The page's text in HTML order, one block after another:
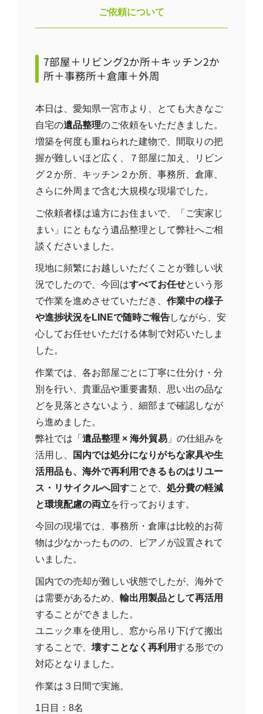
ご依頼について
7部屋＋リビング2か所＋キッチン2か
所＋事務所＋倉庫＋外周
本日は、愛知県一宮市より、とても大きなご
自宅の遺品整理のご依頼をいただきました。
増築を何度も重ねられた建物で、間取りの把
握が難しいほど広く、７部屋に加え、リビン
グ２か所、キッチン２か所、事務所、倉庫、
さらに外周まで含む大規模な現場でした。
ご依頼者様は遠方にお住まいで、「ご実家じ
まい」にともなう遺品整理として弊社へご相
談くださいました。
現地に頻繁にお越しいただくことが難しい状
況でしたので、今回はすべてお任せという形
で作業を進めさせていただき、 作業中の様子
や進捗状況をLINEで随時ご報告しながら、安
心してお任せいただける体制で対応いたしま
した。
作業では、各お部屋ごとに丁寧に仕分け・分
別を行い、貴重品や重要書類、思い出の品な
どを見落とさないよう、細部まで確認しなが
ら進めました。
弊社では「 遺品整理 × 海外貿易 」の仕組みを
活用し、
国内では処分になりがちな家具や生
活用品も、海外で再利用できるものはリユー
ス・リサイクルへ回すことで、 処分費の軽減
と環境配慮の両立を行っております。
今回の現場では、事務所・倉庫は比較的お荷
物は少なかったものの、ピアノが設置されて
いました。
国内での売却が難しい状態でしたが、海外で
は需要があるため、 輸出用製品として再活用
することができました。
ユニック車を使用し、窓から吊り下げて搬出
することで、 壊すことなく再利用する形での
対応となりました。
作業は３日間で実施。
1日目：8名